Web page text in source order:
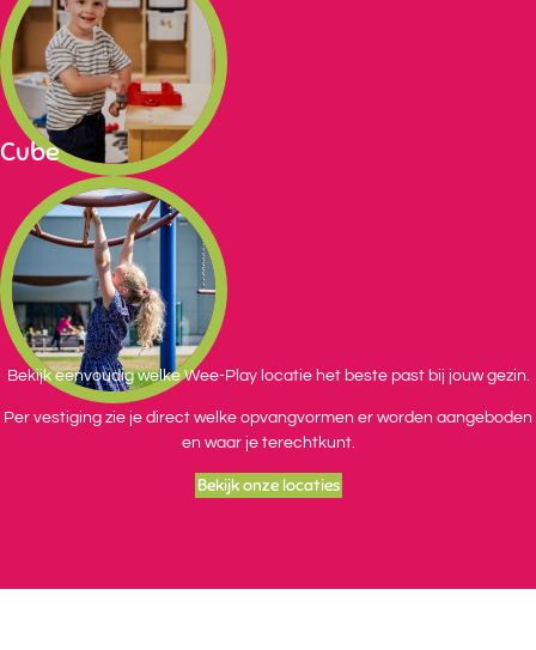
Cube
Bekijk eenvoudig welke Wee-Play locatie het beste past bij jouw gezin.
Per vestiging zie je direct welke opvangvormen er worden aangeboden
en waar je terechtkunt.
Bekijk onze locaties